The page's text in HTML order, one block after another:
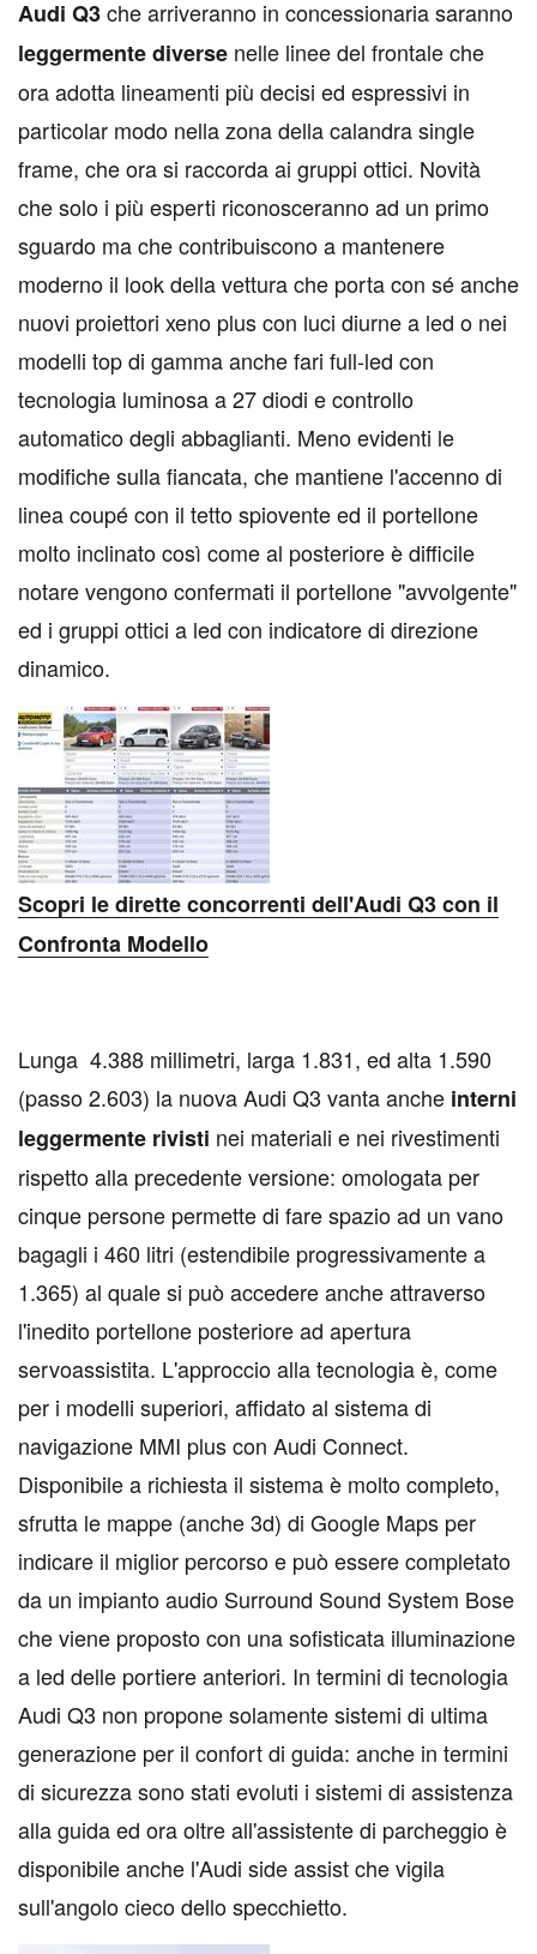
Audi Q3che arriveranno in concessionaria saranno
leggermente diverse nelle linee del frontale che
ora adotta lineamenti più decisi ed espressivi in
particolar modo nella zona della calandra single
frame, che ora si raccorda ai gruppi ottici. Novità
che solo i più esperti riconosceranno ad un primo
sguardo ma che contribuiscono a mantenere
moderno il look della vettura che porta con sé anche
nuovi proiettori xeno plus con luci diurne a led o nei
modelli top di gamma anche fari full-led con
tecnologia luminosa a 27 diodi e controllo
automatico degli abbaglianti. Meno evidenti le
modifiche sulla fiancata, che mantiene l'accenno di
linea coupé con il tetto spiovente ed il portellone
molto inclinato così come al posteriore è difficile
notare vengono confermati il portellone "avvolgente"
ed i gruppi ottici a led con indicatore di direzione
dinamico.
Scopri le dirette concorrenti dell'Audi Q3 con il
Confronta Modello
Lunga 4.388 millimetri, larga 1.831, ed alta 1.590
(passo 2.603) la nuova Audi Q3 vanta anche interni
leggermente rivisti nei materiali e nei rivestimenti
rispetto alla precedente versione: omologata per
cinque persone permette di fare spazio ad un vano
bagagli i 460 litri (estendibile progressivamente a
1.365) al quale si può accedere anche attraverso
l'inedito portellone posteriore ad apertura
servoassistita. L'approccio alla tecnologia è, come
per i modelli superiori, affidato al sistema di
navigazione MMI plus con Audi Connect.
Disponibile a richiesta il sistema è molto completo,
sfrutta le mappe (anche 3d) di Google Maps per
indicare il miglior percorso e può essere completato
da un impianto audio Surround Sound System Bose
che viene proposto con una sofisticata illuminazione
a led delle portiere anteriori. In termini di tecnologia
Audi Q3 non propone solamente sistemi di ultima
generazione per il confort di guida: anche in termini
di sicurezza sono stati evoluti i sistemi di assistenza
alla guida ed ora oltre all'assistente di parcheggio è
disponibile anche l'Audi side assist che vigila
sull'angolo cieco dello specchietto.